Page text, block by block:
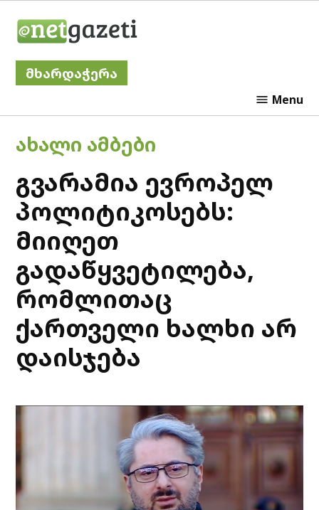
მხარდაჭერა
Menu
POSTED
ᲐᲮᲐᲚᲘ ᲐᲛᲑᲔᲑᲘ
გვარამია ევროპელ
პოლიტიკოსებს:
მიიღეთ
გადაწყვეტილება,
რომლითაც
ქართველი ხალხი არ
დაისჯება